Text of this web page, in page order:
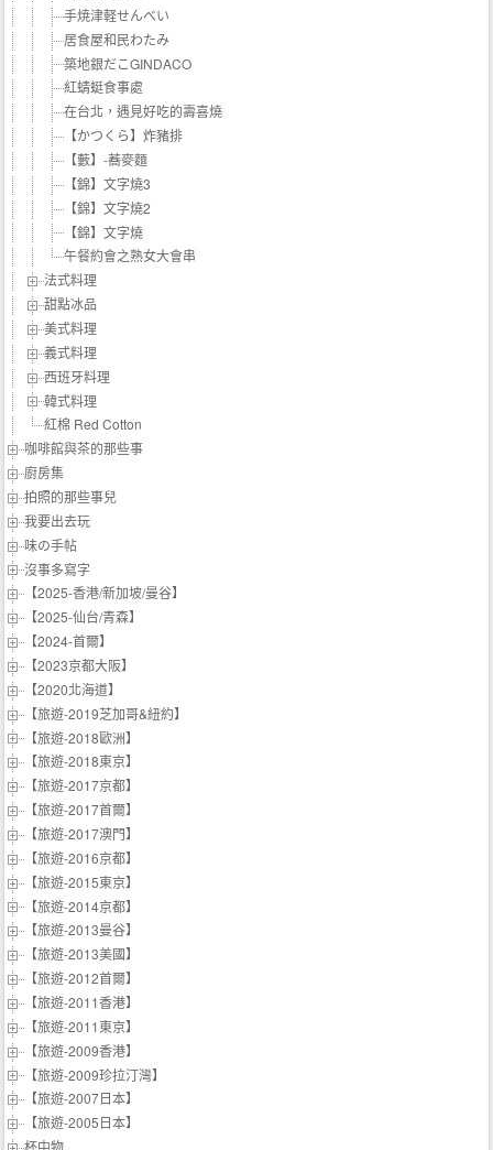
手焼津軽せんべい
居食屋和民わたみ
築地銀だこGINDACO
紅蜻蜓食事處
在台北，遇見好吃的壽喜燒
【かつくら】炸豬排
【藪】-蕎麥麵
【錦】文字燒3
【錦】文字燒2
【錦】文字燒
午餐約會之熟女大會串
法式料理
甜點冰品
美式料理
義式料理
西班牙料理
韓式料理
紅棉 Red Cotton
咖啡館與茶的那些事
廚房集
拍照的那些事兒
我要出去玩
味の手帖‬
沒事多寫字
【2025-香港/新加坡/曼谷】
【2025-仙台/青森】
【2024-首爾】
【2023京都大阪】
【2020北海道】
【旅遊-2019芝加哥&紐約】
【旅遊-2018歐洲】
【旅遊-2018東京】
【旅遊-2017京都】
【旅遊-2017首爾】
【旅遊-2017澳門】
【旅遊-2016京都】
【旅遊-2015東京】
【旅遊-2014京都】
【旅遊-2013曼谷】
【旅遊-2013美國】
【旅遊-2012首爾】
【旅遊-2011香港】
【旅遊-2011東京】
【旅遊-2009香港】
【旅遊-2009珍拉汀灣】
【旅遊-2007日本】
【旅遊-2005日本】